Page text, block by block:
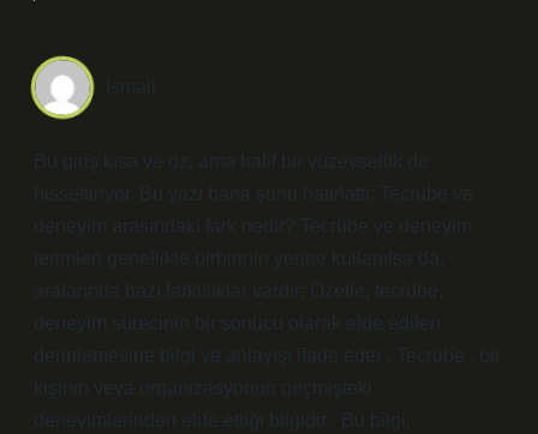
İsmail
Bu giriş kısa ve öz, ama hafif bir yüzeysellik de
hissettiriyor. Bu yazı bana şunu hatırlattı: Tecrübe ve
deneyim arasındaki fark nedir? Tecrübe ve deneyim
terimleri genellikle birbirinin yerine kullanılsa da,
aralarında bazı farklılıklar vardır: Özetle, tecrübe,
deneyim sürecinin bir sonucu olarak elde edilen
derinlemesine bilgi ve anlayışı ifade eder . Tecrübe , bir
kişinin veya organizasyonun geçmişteki
deneyimlerinden elde ettiği bilgidir . Bu bilgi,